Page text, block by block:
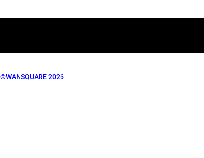
©WANSQUARE 2026